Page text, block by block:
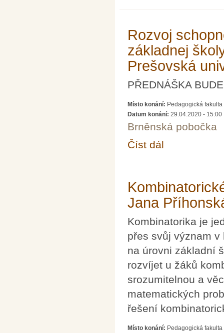
Rozvoj
základnej
Prešovská
PŘEDNÁŠKA
Místo konání: Pedagogická
Datum konání: 29.04.2020 - 15:00
Brněnská pobočka
Číst dál
Jana
Kombinatorika je
přes svůj význam
na úrovni základní
rozvíjet u žáků
srozumitelnou a
matematických
řešení
Místo konání: Pedagogická